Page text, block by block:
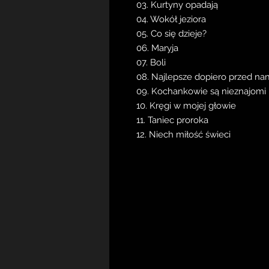
03. Kurtyny opadają
04. Wokół jeziora
05. Co się dzieje?
06. Maryja
07. Boli
08. Najlepsze dopiero przed
09. Kochankowie są nieznajomi
10. Kręgi w mojej głowie
11. Taniec proroka
12. Niech miłość świeci